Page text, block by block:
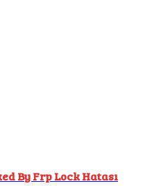
By Frp Lock Hatası